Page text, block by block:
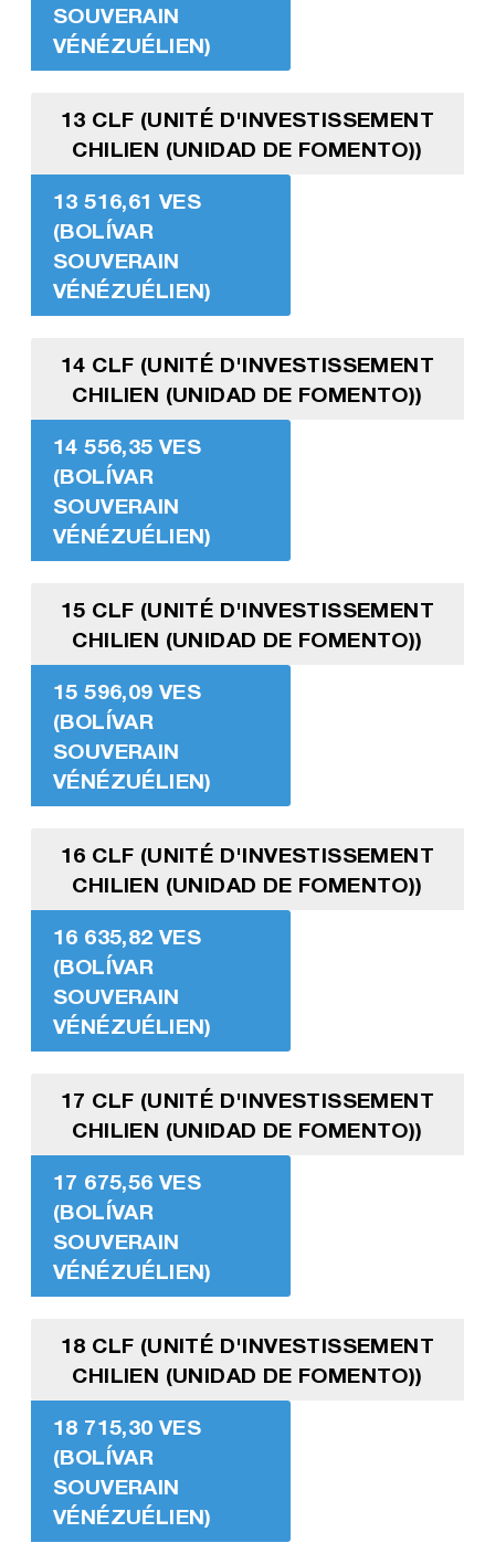
SOUVERAIN
VÉNÉZUÉLIEN)
13 CLF (UNITÉ D'INVESTISSEMENT
CHILIEN (UNIDAD DE FOMENTO))
13 516,61 VES
(BOLÍVAR
SOUVERAIN
VÉNÉZUÉLIEN)
14 CLF (UNITÉ D'INVESTISSEMENT
CHILIEN (UNIDAD DE FOMENTO))
14 556,35 VES
(BOLÍVAR
SOUVERAIN
VÉNÉZUÉLIEN)
15 CLF (UNITÉ D'INVESTISSEMENT
CHILIEN (UNIDAD DE FOMENTO))
15 596,09 VES
(BOLÍVAR
SOUVERAIN
VÉNÉZUÉLIEN)
16 CLF (UNITÉ D'INVESTISSEMENT
CHILIEN (UNIDAD DE FOMENTO))
16 635,82 VES
(BOLÍVAR
SOUVERAIN
VÉNÉZUÉLIEN)
17 CLF (UNITÉ D'INVESTISSEMENT
CHILIEN (UNIDAD DE FOMENTO))
17 675,56 VES
(BOLÍVAR
SOUVERAIN
VÉNÉZUÉLIEN)
18 CLF (UNITÉ D'INVESTISSEMENT
CHILIEN (UNIDAD DE FOMENTO))
18 715,30 VES
(BOLÍVAR
SOUVERAIN
VÉNÉZUÉLIEN)